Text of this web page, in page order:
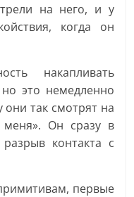
на него, и у
когда он
накапливать
это немедленно
так смотрят на
Он сразу в
контакта с
первые